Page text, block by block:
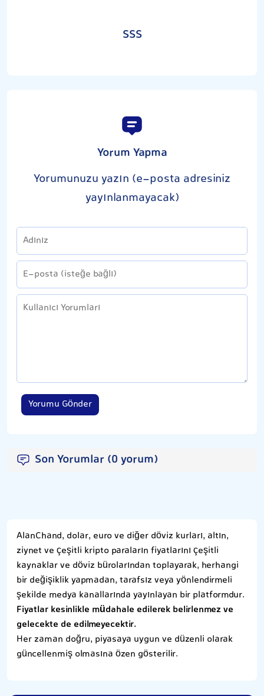
SSS
Yorum Yapma
Yorumunuzu yazın (e-posta adresiniz
yayınlanmayacak)
Yorumu Gönder
Son Yorumlar (0 yorum)
AlanChand, dolar, euro ve diğer döviz kurları, altın,
ziynet ve çeşitli kripto paraların fiyatlarını çeşitli
kaynaklar ve döviz bürolarından toplayarak, herhangi
bir değişiklik yapmadan, tarafsız veya yönlendirmeli
şekilde medya kanallarında yayınlayan bir platformdur.
Fiyatlar kesinlikle müdahale edilerek belirlenmez ve
gelecekte de edilmeyecektir.
Her zaman doğru, piyasaya uygun ve düzenli olarak
güncellenmiş olmasına özen gösterilir.